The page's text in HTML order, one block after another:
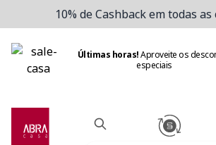
10% de Cashback em todas as
Últimas horas!Aproveite os
especiais